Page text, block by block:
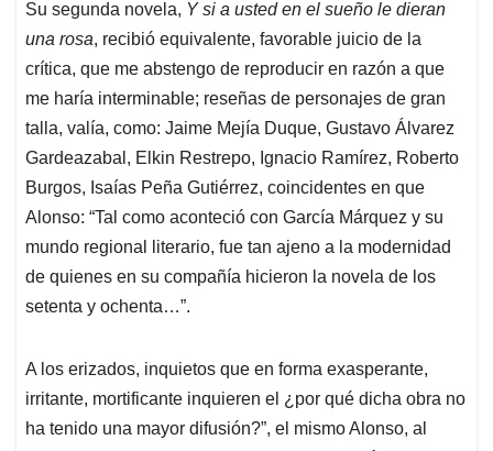
Su segunda novela, Y si a usted en el sueño le dieran
una rosa, recibió equivalente, favorable juicio de la
crítica, que me abstengo de reproducir en razón a que
me haría interminable; reseñas de personajes de gran
talla, valía, como: Jaime Mejía Duque, Gustavo Álvarez
Gardeazabal, Elkin Restrepo, Ignacio Ramírez, Roberto
Burgos, Isaías Peña Gutiérrez, coincidentes en que
Alonso: “Tal como aconteció con García Márquez y su
mundo regional literario, fue tan ajeno a la modernidad
de quienes en su compañía hicieron la novela de los
setenta y ochenta…”.
A los erizados, inquietos que en forma exasperante,
irritante, mortificante inquieren el ¿por qué dicha obra no
ha tenido una mayor difusión?”, el mismo Alonso, al